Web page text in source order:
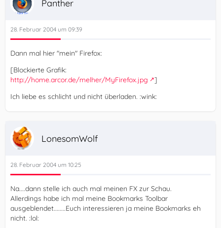
Panther
28. Februar 2004 um 09:39
Dann mal hier "mein" Firefox:
[Blockierte Grafik:
http://home.arcor.de/melher/MyFirefox.jpg
]
Ich liebe es schlicht und nicht überladen. :wink:
LonesomWolf
28. Februar 2004 um 10:25
Na....dann stelle ich auch mal meinen FX zur Schau.
Allerdings habe ich mal meine Bookmarks Toolbar
ausgeblendet........Euch interessieren ja meine Bookmarks eh
nicht. :lol: